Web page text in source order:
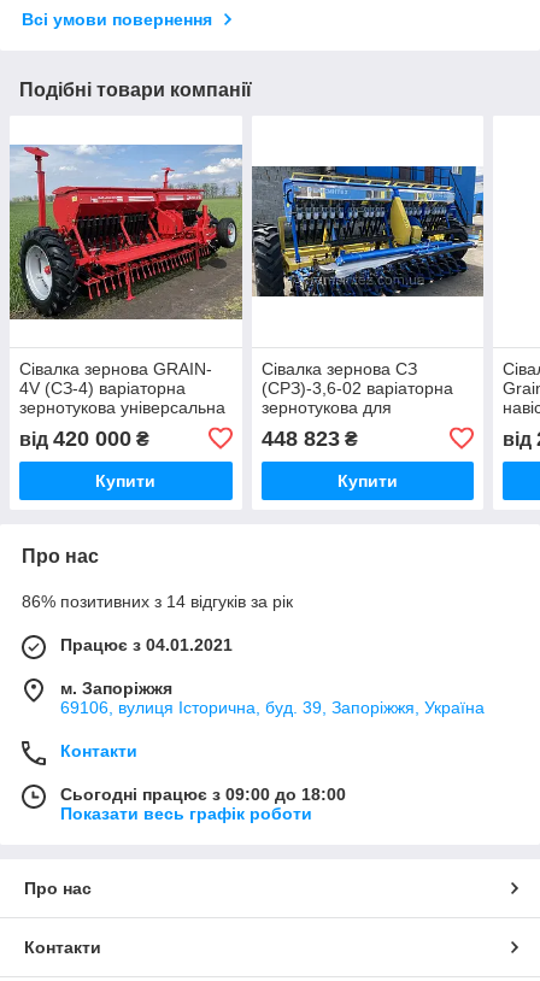
Всі умови повернення
Подібні товари компанії
Сівалка зернова GRAIN-
4V (СЗ-4) варіаторна
зернотукова універсальна
від 420 000 ₴
Купити
Сівалка зернова СЗ
(СРЗ)-3,6-02 варіаторна
зернотукова для
прикаткою
448 823₴
Купити
3 м
від
Про нас
86% позитивних з 14 відгуків за рік
Працює з 04.01.2021
м. Запоріжжя
69106, вулиця Історична, буд. 39, Запоріжжя, Україна
Контакти
Сьогодні працює з 09:00 до 18:00
Показати весь графік роботи
Про нас
Контакти